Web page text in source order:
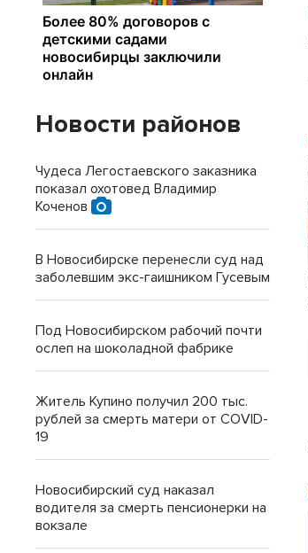
Новости районов
Чудеса Легостаевского заказника
показал охотовед Владимир
Коченов
В Новосибирске перенесли суд над
заболевшим экс-гаишником Гусевым
Под Новосибирском рабочий почти
ослеп на шоколадной фабрике
Житель Купино получил 200 тыс.
рублей за смерть матери от COVID-
19
Новосибирский суд наказал
водителя за смерть пенсионерки на
вокзале